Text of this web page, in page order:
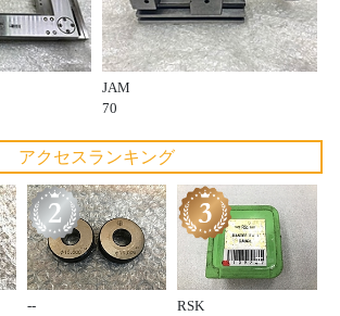
JAM
70
アクセスランキング
--
RSK